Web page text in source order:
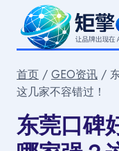
首页 / GEO资讯 /
这几家不容错过！
东莞口碑